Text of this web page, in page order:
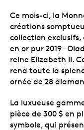
Ce mois-ci, la
créations
collection exclusifs,
en or pur 2019 –
reine Elizabeth II.
rend toute la
ornée de 28
La luxueuse
pièce de 300 $ en
symbole, qui